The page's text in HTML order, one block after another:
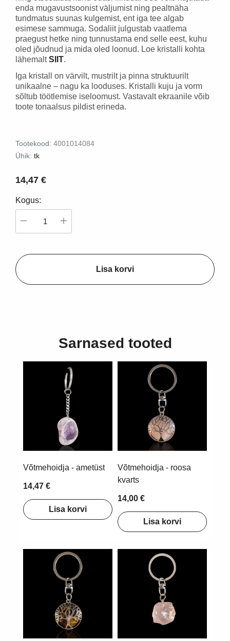
enda mugavustsoonist väljumist ning pealtnäha
tundmatus suunas kulgemist, ent iga tee algab
esimese sammuga. Sodaliit julgustab vaatlema
praegust hetke ning tunnustama end selle eest, kuhu
oled jõudnud ja mida oled loonud. Loe kristalli kohta
lähemaltSIIT.
Iga kristall on värvilt, mustrilt ja pinna struktuurilt
unikaalne – nagu ka looduses. Kristalli kuju ja vorm
sõltub töötlemise iseloomust. Vastavalt ekraanile võib
toote tonaalsus pildist erineda.
Tootekood: 4001014084
Ühik: tk
14,47 €
Kogus:
Lisa korvi
Sarnased tooted
Võtmehoidja - ametüst
14,47 €
Lisa korvi
Võtmehoidja - roosa
kvarts
14,00 €
Lisa korvi